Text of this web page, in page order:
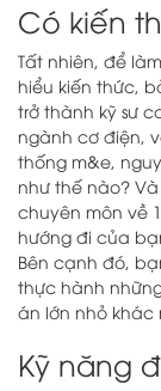
Có kiến
Tất nhiên, để
hiểu kiến thức,
trở thành kỹ sư
ngành cơ điện,
thống m&e,
như thế nào?
chuyên môn về
hướng đi của
Bên cạnh đó,
thực hành
án lớn nhỏ khác
Kỹ năng